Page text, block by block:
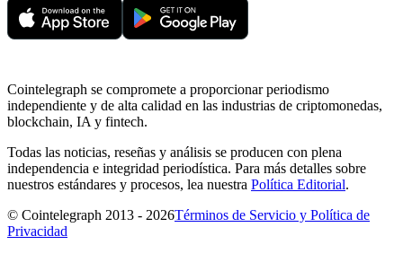
Cointelegraph se compromete a proporcionar periodismo
independiente y de alta calidad en las industrias de criptomonedas,
blockchain, IA y fintech.
Todas las noticias, reseñas y análisis se producen con plena
independencia e integridad periodística. Para más detalles sobre
nuestros estándares y procesos, lea nuestra Política Editorial.
© Cointelegraph 2013 - 2026Términos de Servicio y Política de
Privacidad